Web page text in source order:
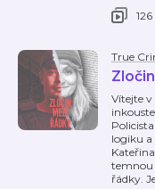
True
Vítejte v
logiku a
temnou
řádky.